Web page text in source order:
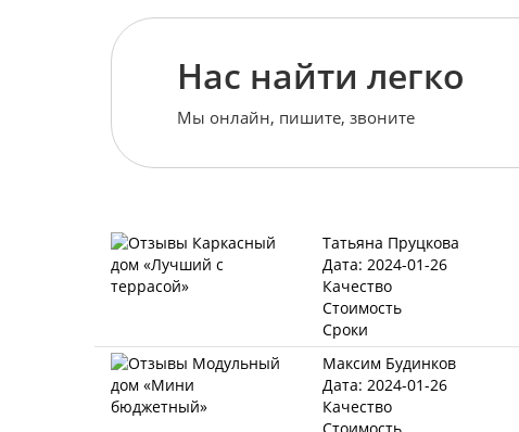
Нас найти легко
Мы онлайн, пишите, звоните
Татьяна Пруцкова
Дата: 2024-01-26
Качество
Стоимость
Сроки
Максим Будинков
Дата: 2024-01-26
Качество